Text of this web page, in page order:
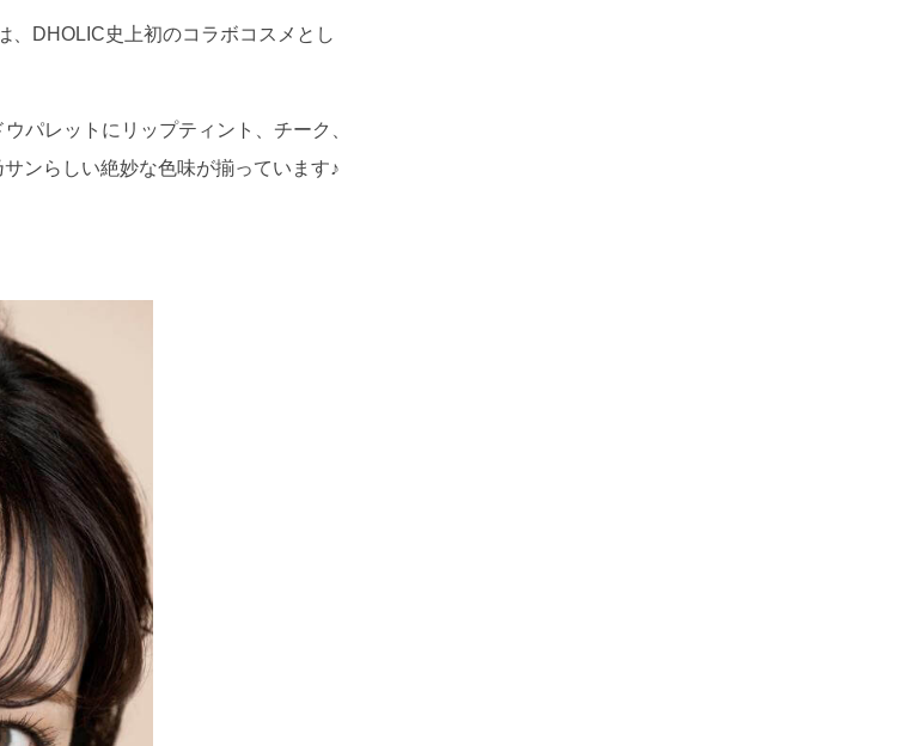
、DHOLIC史上初のコラボコスメとし
パレットにリップティント、チーク、
ンらしい絶妙な色味が揃っています♪